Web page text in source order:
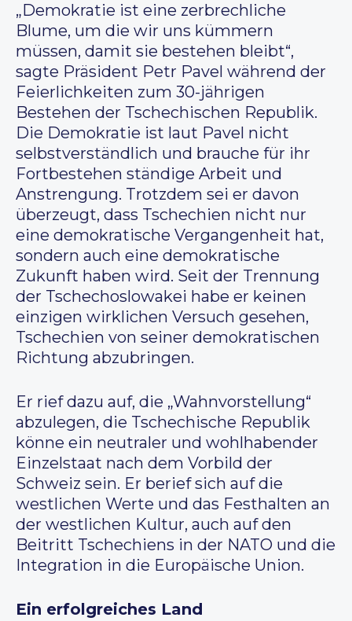
„Demokratie ist eine zerbrechliche
Blume, um die wir uns kümmern
müssen, damit sie bestehen bleibt“,
sagte Präsident Petr Pavel während der
Feierlichkeiten zum 30-jährigen
Bestehen der Tschechischen Republik.
Die Demokratie ist laut Pavel nicht
selbstverständlich und brauche für ihr
Fortbestehen ständige Arbeit und
Anstrengung. Trotzdem sei er davon
überzeugt, dass Tschechien nicht nur
eine demokratische Vergangenheit hat,
sondern auch eine demokratische
Zukunft haben wird. Seit der Trennung
der Tschechoslowakei habe er keinen
einzigen wirklichen Versuch gesehen,
Tschechien von seiner demokratischen
Richtung abzubringen.
Er rief dazu auf, die „Wahnvorstellung“
abzulegen, die Tschechische Republik
könne ein neutraler und wohlhabender
Einzelstaat nach dem Vorbild der
Schweiz sein. Er berief sich auf die
westlichen Werte und das Festhalten an
der westlichen Kultur, auch auf den
Beitritt Tschechiens in der NATO und die
Integration in die Europäische Union.
Ein erfolgreiches Land